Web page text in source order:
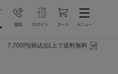
7,700円(税込)以上で送料無料